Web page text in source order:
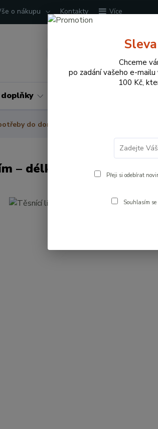
o nákupu Kontakty Více
do domácnosti
– délka 1 m, hnědá
Chceme
po zadání vašeho e-
100 Kč,
Přeji si odebírat
Souhlasím se